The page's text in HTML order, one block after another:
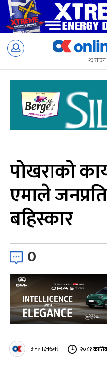
Skip
२३ साउन
पोखराको
एमाले
बहिस्कार
0
अनलाइनखबर २०८१